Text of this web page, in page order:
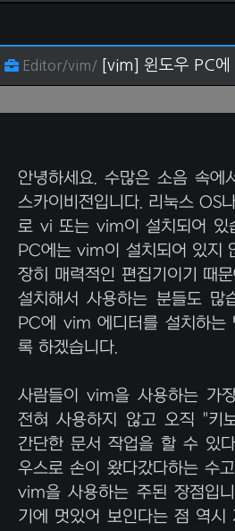
Editor/vim/ [vim] 윈도우 PC에
안녕하세요. 수많은 소음 속에
스카이비전입니다. 리눅스 OS
로 vi 또는 vim이 설치되어 있
PC에는 vim이 설치되어 있지
장히 매력적인 편집기이기 때
설치해서 사용하는 분들도 많
PC에 vim 에디터를 설치하는
록 하겠습니다.
사람들이 vim을 사용하는 가
전혀 사용하지 않고 오직 "키
간단한 문서 작업을 할 수 있
우스로 손이 왔다갔다하는 수
vim을 사용하는 주된 장점입
기에 멋있어 보인다는 점 역시